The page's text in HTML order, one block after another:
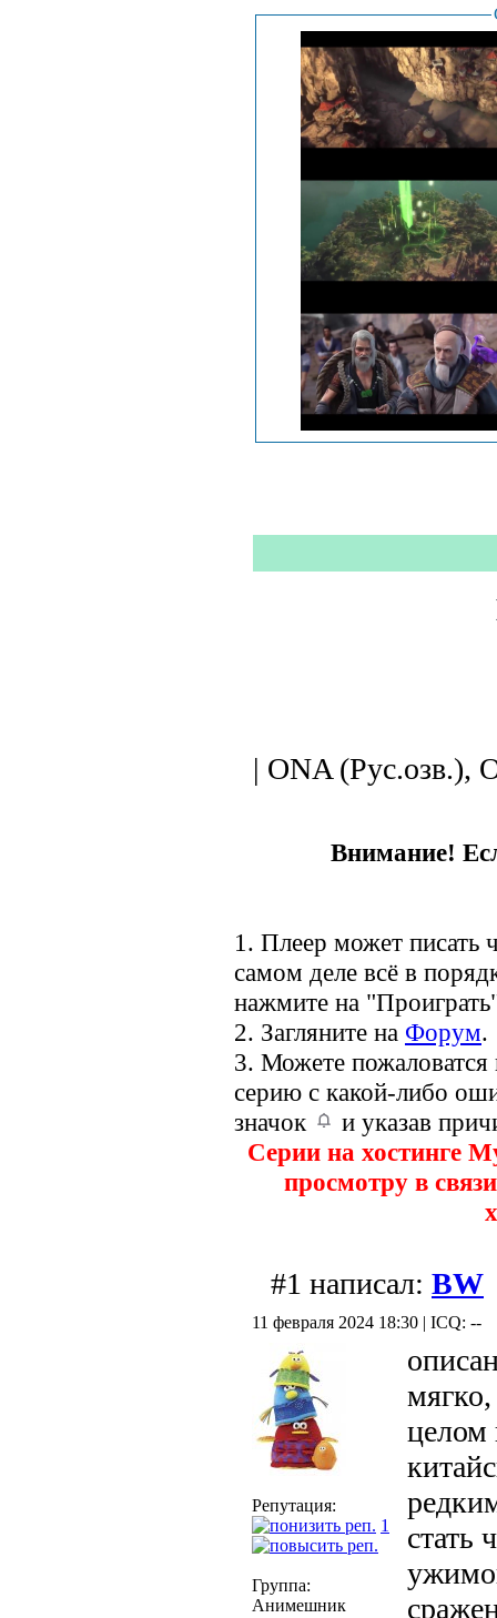
| ONA (Рус.озв.),
Внимание!
1. Плеер может писать
самом деле всё в
нажмите на
2. Загляните на Форум.
3. Можете
серию с какой-либо
значок
и указав
Серии на хостинге
просмотру в
#1 написал: BW
11 февраля 2024 18:30 | ICQ: --
Репутация:
1
Группа:
Анимешник
целом
стать